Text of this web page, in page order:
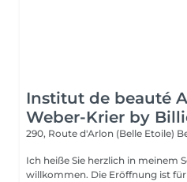
Institut de beauté
Weber-Krier by
290, Route d'Arlon (Belle Etoile)
Ich heiße Sie herzlich in meinem
willkommen. Die Eröffnung ist für